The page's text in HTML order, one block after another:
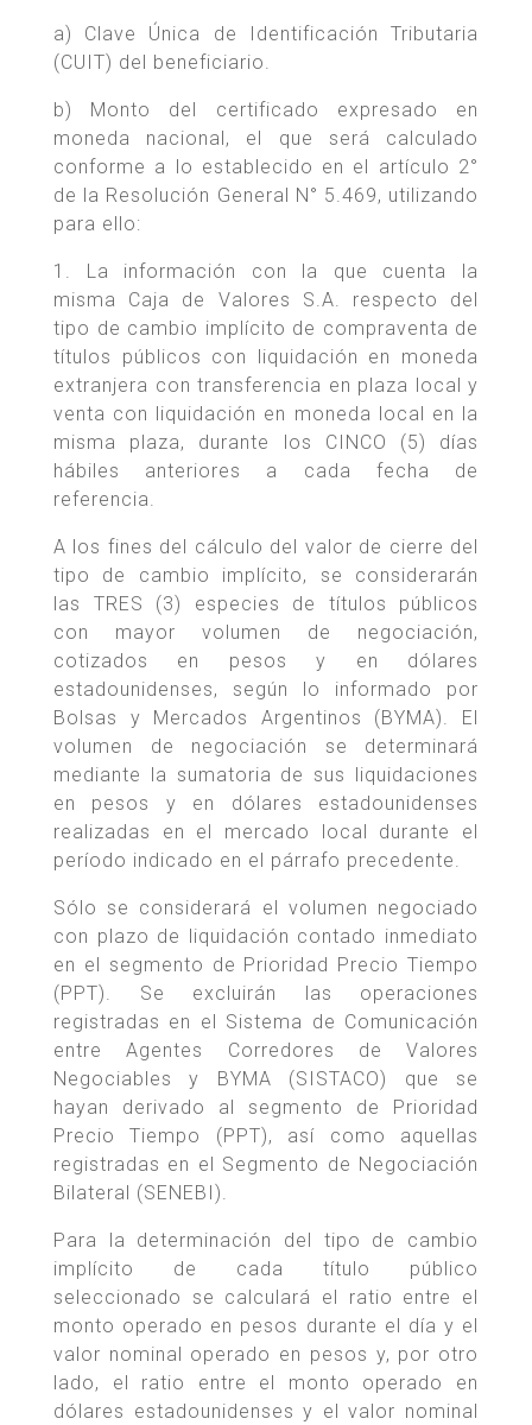
a) Clave Única de Identificación Tributaria
(CUIT) del beneficiario.
b) Monto del certificado expresado en
moneda nacional, el que será calculado
conforme a lo establecido en el artículo 2°
de la Resolución General N° 5.469, utilizando
para ello:
1. La información con la que cuenta la
misma Caja de Valores S.A. respecto del
tipo de cambio implícito de compraventa de
títulos públicos con liquidación en moneda
extranjera con transferencia en plaza local y
venta con liquidación en moneda local en la
misma plaza, durante los CINCO (5) días
hábiles anteriores a cada fecha de
referencia.
A los fines del cálculo del valor de cierre del
tipo de cambio implícito, se considerarán
las TRES (3) especies de títulos públicos
con mayor volumen de negociación,
cotizados en pesos y en dólares
estadounidenses, según lo informado por
Bolsas y Mercados Argentinos (BYMA). El
volumen de negociación se determinará
mediante la sumatoria de sus liquidaciones
en pesos y en dólares estadounidenses
realizadas en el mercado local durante el
período indicado en el párrafo precedente.
Sólo se considerará el volumen negociado
con plazo de liquidación contado inmediato
en el segmento de Prioridad Precio Tiempo
(PPT). Se excluirán las operaciones
registradas en el Sistema de Comunicación
entre Agentes Corredores de Valores
Negociables y BYMA (SISTACO) que se
hayan derivado al segmento de Prioridad
Precio Tiempo (PPT), así como aquellas
registradas en el Segmento de Negociación
Bilateral (SENEBI).
Para la determinación del tipo de cambio
implícito de cada título público
seleccionado se calculará el ratio entre el
monto operado en pesos durante el día y el
valor nominal operado en pesos y, por otro
lado, el ratio entre el monto operado en
dólares estadounidenses y el valor nominal